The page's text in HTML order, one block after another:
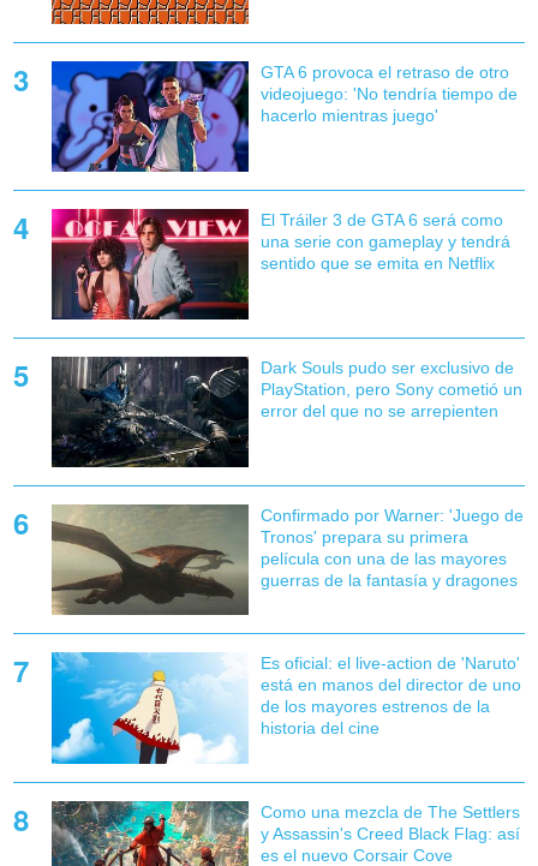
GTA 6 provoca el retraso de otro
videojuego: 'No tendría tiempo de
hacerlo mientras juego'
El Tráiler 3 de GTA 6 será como
una serie con gameplay y tendrá
sentido que se emita en Netflix
Dark Souls pudo ser exclusivo de
PlayStation, pero Sony cometió un
error del que no se arrepienten
Confirmado por Warner: 'Juego de
Tronos' prepara su primera
película con una de las mayores
guerras de la fantasía y dragones
Es oficial: el live-action de 'Naruto'
está en manos del director de uno
de los mayores estrenos de la
historia del cine
Como una mezcla de The Settlers
y Assassin's Creed Black Flag: así
es el nuevo Corsair Cove